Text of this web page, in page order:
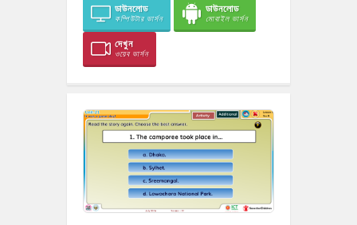
ডাউনলোড
কম্পিউটার ভার্সন
ডাউনলোড
মোবাইল ভার্সন
দেখুন
ওয়েব ভার্সন